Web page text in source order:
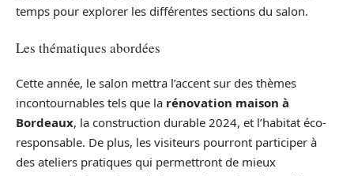
temps pour explorer les différentes sections du salon.
Les thématiques abordées
Cette année, le salon mettra l’accent sur des thèmes
incontournables tels que la rénovation maison à
Bordeaux, la construction durable 2024, et l’habitat éco-
responsable. De plus, les visiteurs pourront participer à
des ateliers pratiques qui permettront de mieux